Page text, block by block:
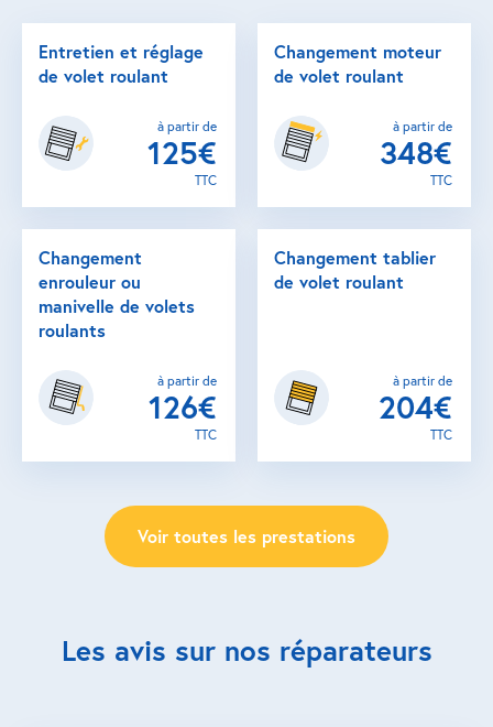
Entretien et réglage
de volet roulant
à partir de
125€
TTC
Changement moteur
de volet roulant
à partir de
348€
TTC
Changement
enrouleur ou
manivelle de volets
roulants
à partir de
126€
TTC
Changement tablier
de volet roulant
à partir de
204€
TTC
Voir toutes les prestations
Les avis sur nos réparateurs